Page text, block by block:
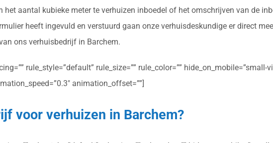
aantal kubieke meter te verhuizen inboedel of het omschrijven van de
heeft ingevuld en verstuurd gaan onze verhuisdeskundige er direct
ons verhuisbedrijf in Barchem.
rule_style=”default” rule_size=”” rule_color=””
animation_offset=””]
voor verhuizen in Barchem?